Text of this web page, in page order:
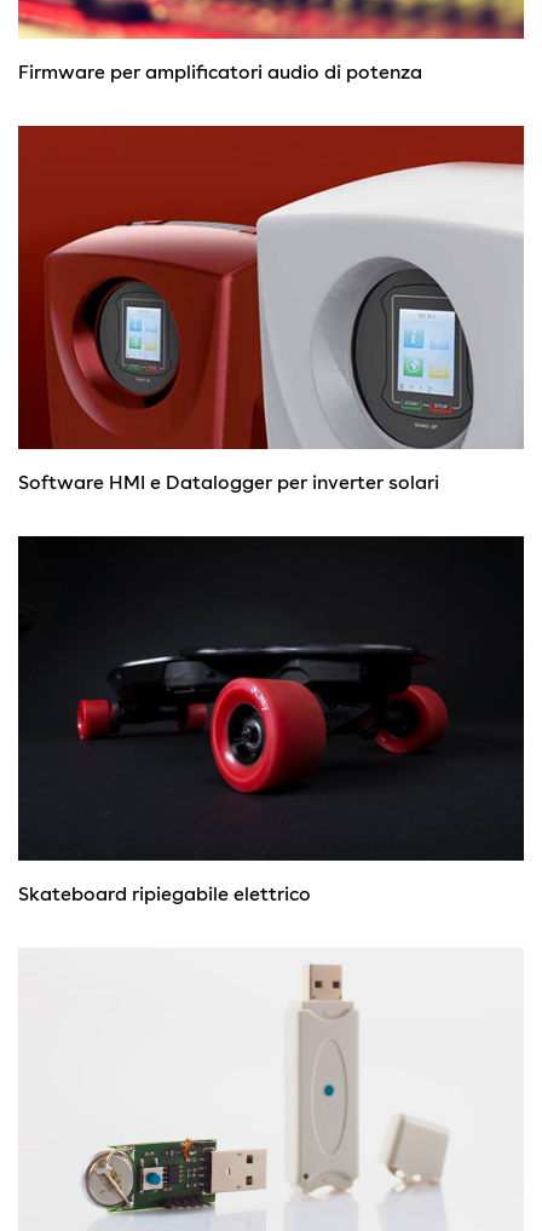
Firmware per amplificatori audio di potenza
Software HMI e Datalogger per inverter solari
Skateboard ripiegabile elettrico